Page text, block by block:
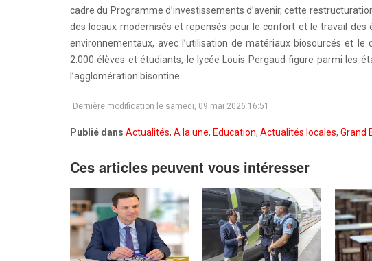
cadre du Programme d’investissements d’avenir, cette
des locaux modernisés et repensés pour le confort et le travail
environnementaux, avec l’utilisation de matériaux biosourcés et
2.000 élèves et étudiants, le lycée Louis Pergaud figure parmi les
l’agglomération bisontine.
Dernière modification le samedi, 09 mai 2026 16:51
Publié dans Actualités, A la une, Education, Actualités locales, Grand
Ces articles peuvent vous intéresser